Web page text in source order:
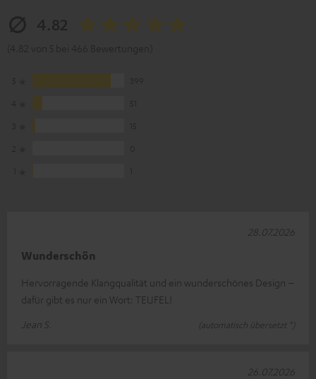
Wunderschön
Hervorragende Klangqualität und ein wunderschönes Design –
dafür gibt es nur ein Wort: TEUFEL!
Jean S.
(automatisch übersetzt *)
28.07.2026
26.07.2026